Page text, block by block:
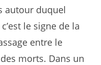
autour duquel
le signe de la
entre le
morts. Dans un